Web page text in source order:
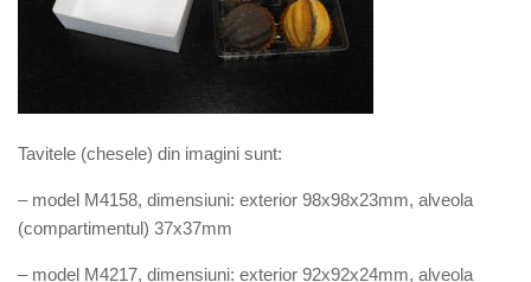
Tavitele (chesele) din imagini sunt:
– model M4158, dimensiuni: exterior 98x98x23mm, alveola
(compartimentul) 37x37mm
– model M4217, dimensiuni: exterior 92x92x24mm, alveola